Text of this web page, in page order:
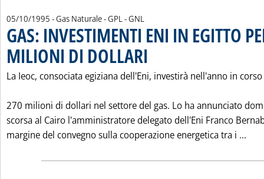
05/10/1995 - Gas Naturale - GPL - GNL
GAS: INVESTIMENTI ENI IN EGITTO
MILIONI DI DOLLARI
La Ieoc, consociata egiziana dell'Eni, investirà nell'anno in corso
270 milioni di dollari nel settore del gas. Lo ha annunciato
scorsa al Cairo l'amministratore delegato dell'Eni Franco
margine del convegno sulla cooperazione energetica tra i ...